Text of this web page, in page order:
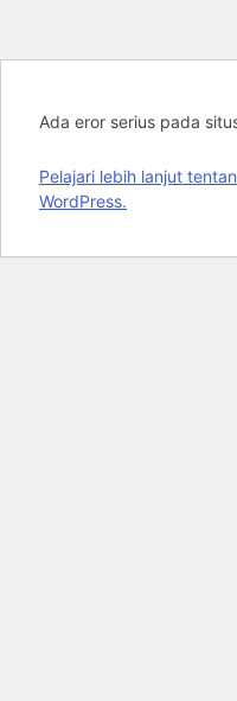
Ada eror serius pada
Pelajari lebih lanjut
WordPress.